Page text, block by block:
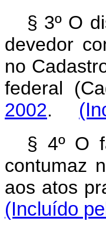
§ 3º O
devedor
no
federal
2002.
§ 4º O
contumaz
aos atos
(Incluído